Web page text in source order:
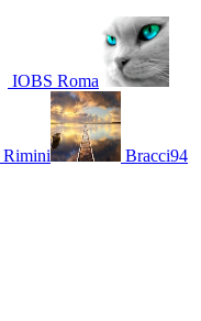
IOBS Roma
Rimini Bracci94